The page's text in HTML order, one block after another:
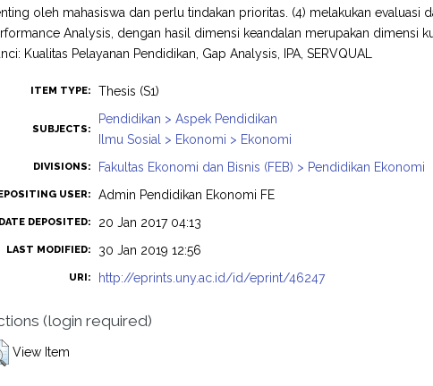
oleh mahasiswa dan perlu tindakan prioritas. (4) melakukan
Analysis, dengan hasil dimensi keandalan merupakan dimensi
Kualitas Pelayanan Pendidikan, Gap Analysis, IPA, SERVQUAL
ITEM TYPE: Thesis (S1)
SUBJECTS:
Pendidikan > Aspek Pendidikan
Ilmu Sosial > Ekonomi > Ekonomi
DIVISIONS: Fakultas Ekonomi dan Bisnis (FEB) > Pendidikan Ekonomi
USER: Admin Pendidikan Ekonomi FE
DATE DEPOSITED: 20 Jan 2017 04:13
LAST MODIFIED: 30 Jan 2019 12:56
URI: http://eprints.uny.ac.id/id/eprint/46247
(login required)
View Item